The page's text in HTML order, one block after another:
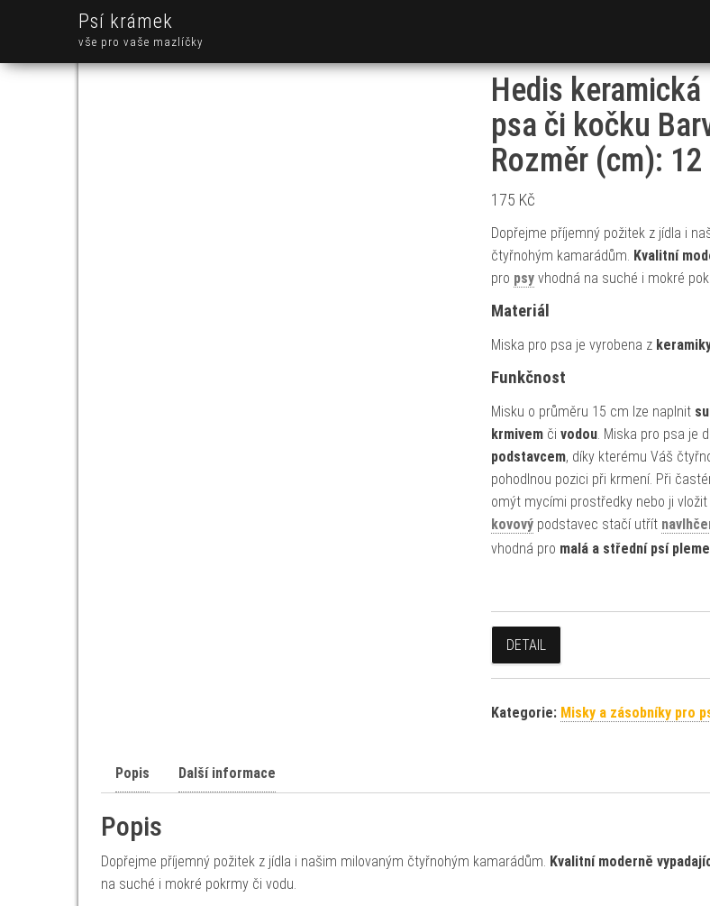
Psí krámek
vše pro vaše mazlíčky
Hedis
psa či kočku
Rozměr (cm): 12
175 Kč
Dopřejme příjemný požitek z jídla i
čtyřnohým kamarádům. Kvalitní
pro psyvhodná na suché i mokré
Materiál
Miska pro psa je vyrobena z
Funkčnost
Misku o průměru 15 cm lze naplnit
krmivem či vodou. Miska pro psa je
podstavcem, díky kterému Váš
pohodlnou pozici při krmení. Při
omýt mycími prostředky nebo ji vložit
kovovýpodstavec stačí utřít
vhodná pro malá a střední psí
DETAIL
Kategorie: Misky a zásobníky pro
Popis Další informace
Popis
Dopřejme příjemný požitek z jídla i našim milovaným čtyřnohým kamarádům. Kvalitní moderně
na suché i mokré pokrmy či vodu.